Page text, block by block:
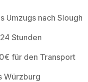
Umzugs nach Slough
Stunden
für den Transport
Würzburg